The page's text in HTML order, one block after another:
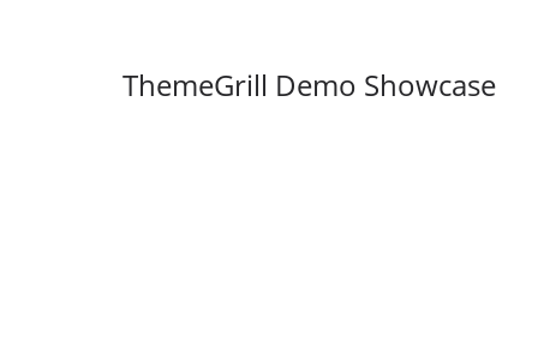
ThemeGrill Demo Showcase